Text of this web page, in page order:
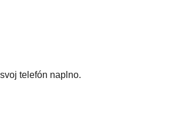
telefón naplno.